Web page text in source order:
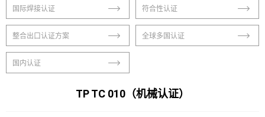
国际焊接认证 符合性认证
整合出口认证方案 全球多国认证
国内认证
TP TC 010（机械认证）